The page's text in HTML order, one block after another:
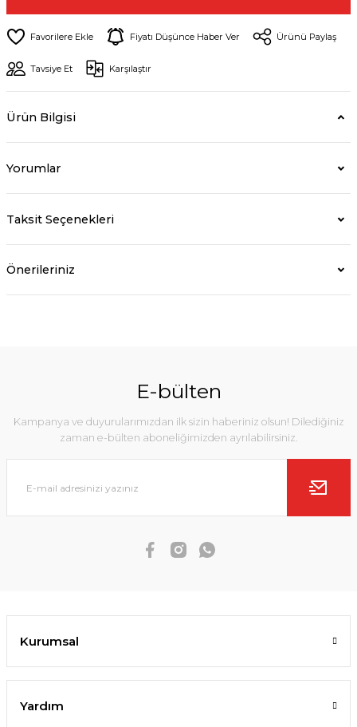
Fiyatı Düşünce Haber Ver Ürünü Paylaş
Tavsiye Et Karşılaştır
Ürün Bilgisi
Yorumlar
Taksit Seçenekleri
Önerileriniz
E-bülten
Kampanya ve duyurularımızdan ilk sizin haberiniz olsun! Dilediğiniz
zaman e-bülten aboneliğimizden ayrılabilirsiniz.
Kurumsal
Yardım